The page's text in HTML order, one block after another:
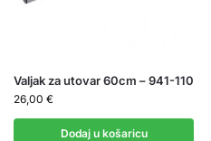
Valjak za utovar 60cm – 941-110
26,00 €
Dodaj u košaricu